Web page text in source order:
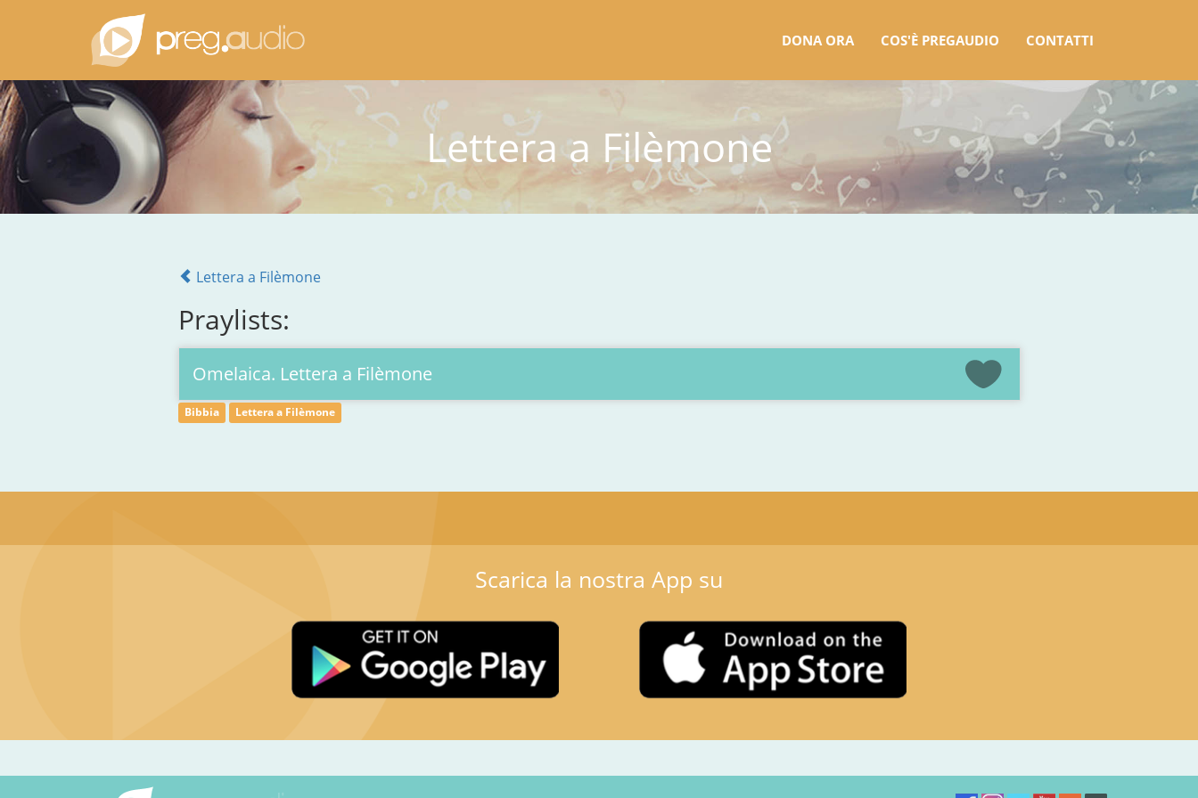
DONA ORA COS'È PREGAUDIO CONTATTI
Lettera a Filèmone
Lettera a Filèmone
Praylists:
Omelaica. Lettera a Filèmone
Bibbia Lettera a Filèmone
Scarica la nostra App su